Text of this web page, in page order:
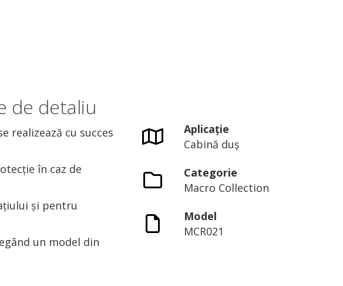
de detaliu
realizează cu succes
în caz de
și pentru
un model din
Aplicație
Cabină duș
Categorie
Macro Collection
Model
MCR021